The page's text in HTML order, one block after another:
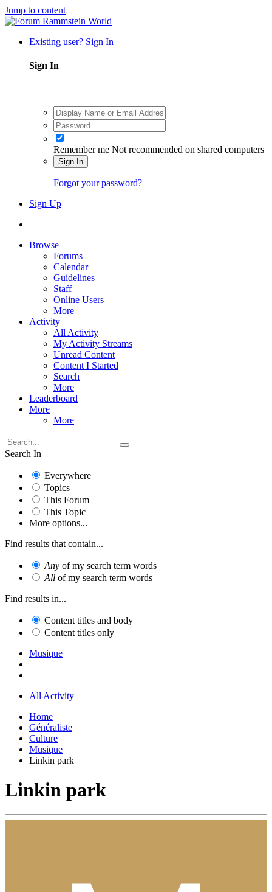
Jump to content
Existing user? Sign In
Sign In
Remember me Not recommended on shared computers
Sign In
Forgot your password?
Sign Up
Browse
Forums
Calendar
Guidelines
Staff
Online Users
More
Activity
All Activity
My Activity Streams
Unread Content
Content I Started
Search
More
Leaderboard
More
More
Search In
Everywhere
Topics
This Forum
This Topic
More options...
Find results that contain...
Any of my search term words
All of my search term words
Find results in...
Content titles and body
Content titles only
Musique
All Activity
Home
Généraliste
Culture
Musique
Linkin park
Linkin park